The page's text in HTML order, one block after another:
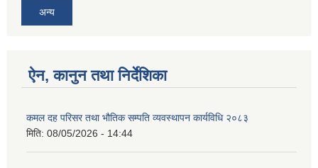
अन्य
ऐन, कानुन तथा निर्देशिका
कमल दह परिसर तथा भौतिक सम्पति व्यवस्थापन कार्यविधि २०८३
मिति: 08/05/2026 - 14:44